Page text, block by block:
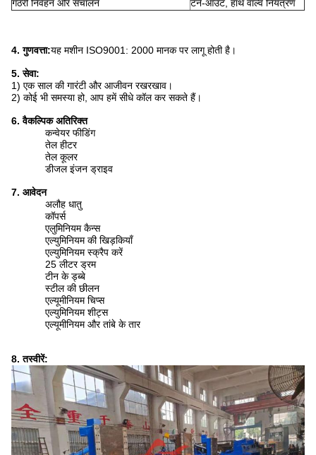
गठरी निर्वहन और संचालन टर्न-आउट, हाथ वाल्व नियंत्रण
4. गुणवत्ता:यह मशीन ISO9001: 2000 मानक पर लागू होती है।
5. सेवा:
1) एक साल की गारंटी और आजीवन रखरखाव।
2) कोई भी समस्या हो, आप हमें सीधे कॉल कर सकते हैं।
6. वैकल्पिक अतिरिक्त
कन्वेयर फीडिंग
तेल हीटर
तेल कूलर
डीजल इंजन ड्राइव
7. आवेदन
अलौह धातु
कॉपर्स
एलुमिनियम कैन्स
एल्युमिनियम की खिड़कियाँ
एल्युमिनियम स्क्रैप करें
25 लीटर ड्रम
टीन के ड्ब्बे
स्टील की छीलन
एल्यूमीनियम चिप्स
एल्युमिनियम शीट्स
एल्यूमीनियम और तांबे के तार
8. तस्वीरें: